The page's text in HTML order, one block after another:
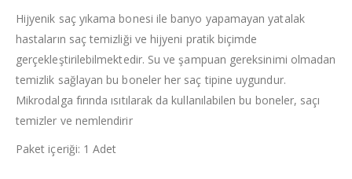
Hijyenik saç yıkama bonesi ile banyo yapamayan yatalak
hastaların saç temizliği ve hijyeni pratik biçimde
gerçekleştirilebilmektedir. Su ve şampuan gereksinimi olmadan
temizlik sağlayan bu boneler her saç tipine uygundur.
Mikrodalga fırında ısıtılarak da kullanılabilen bu boneler, saçı
temizler ve nemlendirir
Paket içeriği: 1 Adet